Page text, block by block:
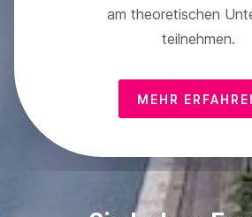
am theoretischen
teilnehmen.
MEHR